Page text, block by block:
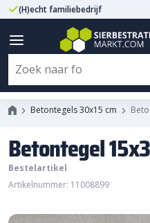
(H)echt familiebedrijf
Betontegels 30x15 cm
Betontegel
Bestelartikel
Artikelnummer: 11008899
Betontegel